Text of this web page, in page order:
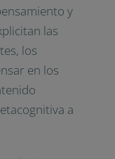
y
las
los
en los
a